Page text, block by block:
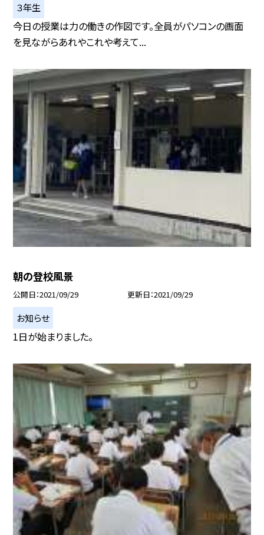
３年生
今日の授業は力の働きの作図です。全員がパソコンの画面
を見ながらあれやこれや考えて...
朝の登校風景
公開日 2021/09/29 更新日 2021/09/29
お知らせ
1日が始まりました。